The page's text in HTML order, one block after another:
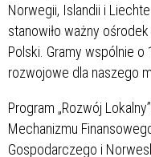
Norwegii, Islandii i
stanowiło ważny
Polski. Gramy wspólnie o
rozwojowe dla naszego
Program „Rozwój
Mechanizmu
Gospodarczego i